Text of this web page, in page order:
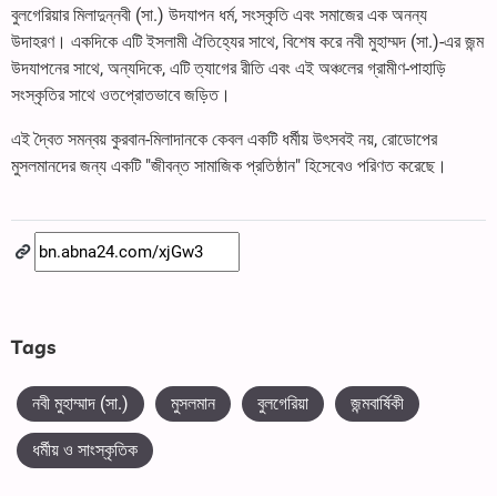
বুলগেরিয়ার মিলাদুন্নবী (সা.) উদযাপন ধর্ম, সংস্কৃতি এবং সমাজের এক অনন্য
উদাহরণ। একদিকে এটি ইসলামী ঐতিহ্যের সাথে, বিশেষ করে নবী মুহাম্মদ (সা.)-এর জন্ম
উদযাপনের সাথে, অন্যদিকে, এটি ত্যাগের রীতি এবং এই অঞ্চলের গ্রামীণ-পাহাড়ি
সংস্কৃতির সাথে ওতপ্রোতভাবে জড়িত।
এই দ্বৈত সমন্বয় কুরবান-মিলাদানকে কেবল একটি ধর্মীয় উৎসবই নয়, রোডোপের
মুসলমানদের জন্য একটি "জীবন্ত সামাজিক প্রতিষ্ঠান" হিসেবেও পরিণত করেছে।
Tags
নবী মুহাম্মাদ (সা.) মুসলমান বুলগেরিয়া জন্মবার্ষিকী
ধর্মীয় ও সাংস্কৃতিক